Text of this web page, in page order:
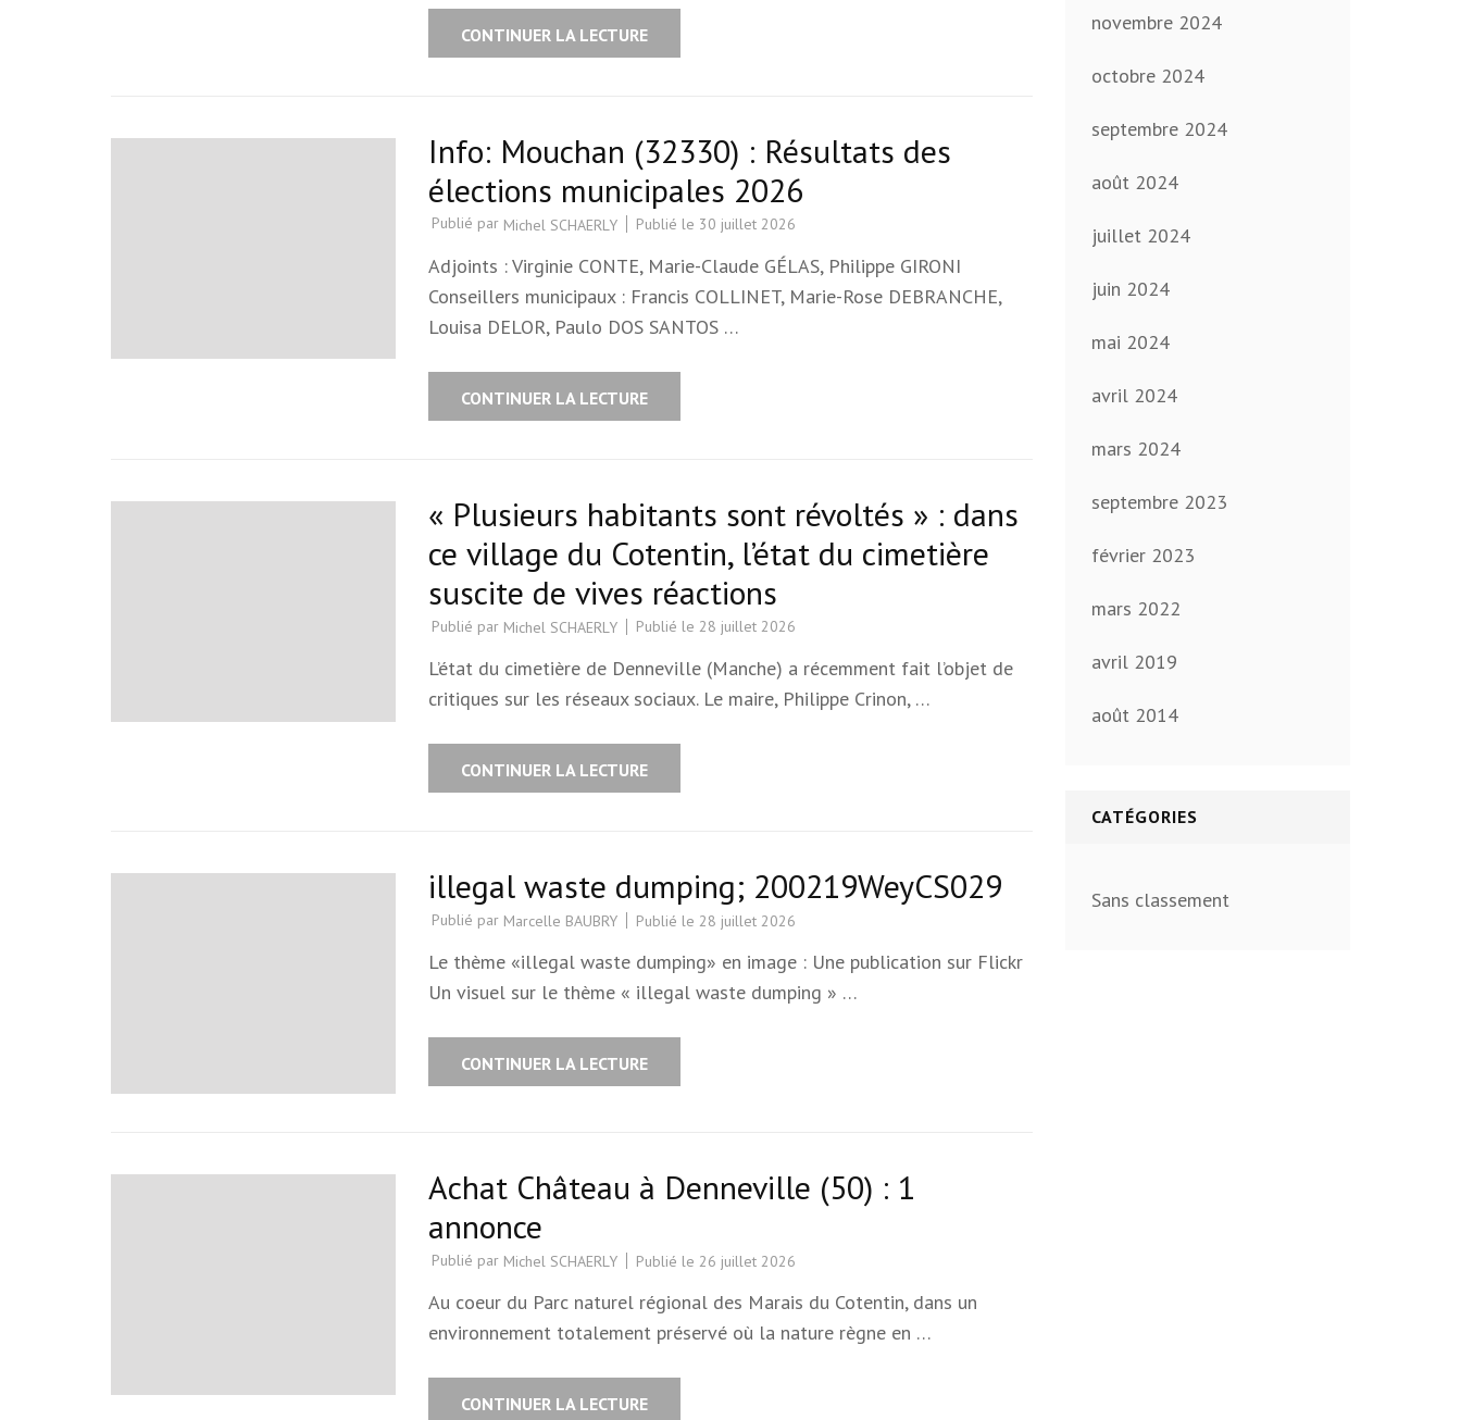
CONTINUER LA LECTURE
Info: Mouchan (32330) : Résultats des
élections municipales 2026
Publié par Michel SCHAERLY Publié le 30 juillet 2026
Adjoints : Virginie CONTE, Marie-Claude GÉLAS, Philippe GIRONI
Conseillers municipaux : Francis COLLINET, Marie-Rose DEBRANCHE,
Louisa DELOR, Paulo DOS SANTOS …
CONTINUER LA LECTURE
« Plusieurs habitants sont révoltés » : dans
ce village du Cotentin, l’état du cimetière
suscite de vives réactions
Publié par Michel SCHAERLY Publié le 28 juillet 2026
L’état du cimetière de Denneville (Manche) a récemment fait l’objet de
critiques sur les réseaux sociaux. Le maire, Philippe Crinon, …
CONTINUER LA LECTURE
illegal waste dumping; 200219WeyCS029
Publié par Marcelle BAUBRY Publié le 28 juillet 2026
Le thème «illegal waste dumping» en image : Une publication sur Flickr
Un visuel sur le thème « illegal waste dumping » …
CONTINUER LA LECTURE
Achat Château à Denneville (50) : 1
annonce
Publié par Michel SCHAERLY Publié le 26 juillet 2026
Au coeur du Parc naturel régional des Marais du Cotentin, dans un
environnement totalement préservé où la nature règne en …
CONTINUER LA LECTURE
novembre 2024
octobre 2024
septembre 2024
août 2024
juillet 2024
juin 2024
mai 2024
avril 2024
mars 2024
septembre 2023
février 2023
mars 2022
avril 2019
août 2014
CATÉGORIES
Sans classement